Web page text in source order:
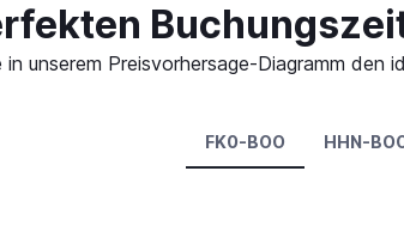
unserem Preisvorhersage-Diagramm den
FK0-BOO HHN-